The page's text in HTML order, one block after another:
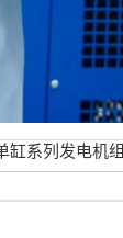
缸系列发电机组